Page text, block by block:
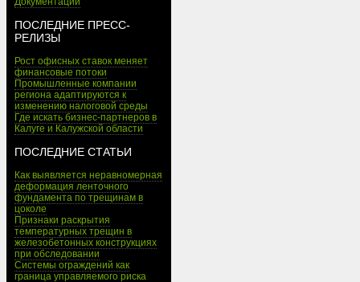
ПОСЛЕДНИЕ ПРЕСС-
РЕЛИЗЫ
Рост офисных ставок меняет
финансовые потоки
Промышленные компании
региона адаптируются к
изменению налоговой среды
Где искать бизнес-партнеров в
Калуге и Калужской области
ПОСЛЕДНИЕ СТАТЬИ
Как выявляется неравномерная
деформация ленточного
фундамента по трещинам в
цоколе
Признаки раскрытия
температурных трещин в
железобетонных конструкциях
при обследовании
Системы ограждений как
граница управляемого риска